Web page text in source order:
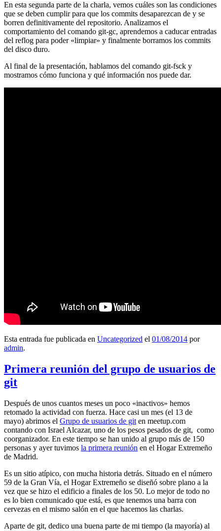
En esta segunda parte de la charla, vemos cuáles son las condiciones
que se deben cumplir para que los commits desaparezcan de y se
borren definitivamente del repositorio. Analizamos el
comportamiento del comando git-gc, aprendemos a caducar entradas
del reflog para poder «limpiar» y finalmente borramos los commits
del disco duro.
Al final de la presentación, hablamos del comando git-fsck y
mostramos cómo funciona y qué información nos puede dar.
Esta entrada fue publicada en Uncategorized el 01/08/2014 por
admin.
Primera reunión del grupo de usuarios de
git
Después de unos cuantos meses un poco «inactivos» hemos
retomado la actividad con fuerza. Hace casi un mes (el 13 de
mayo) abrimos el Grupo de usuarios de git en meetup.com
contando con Israel Alcazar, uno de los pesos pesados de git, como
coorganizador. En este tiempo se han unido al grupo más de 150
personas y ayer tuvimos la primera reunión en el Hogar Extremeño
de Madrid.
Es un sitio atípico, con mucha historia detrás. Situado en el número
59 de la Gran Vía, el Hogar Extremeño se diseñó sobre plano a la
vez que se hizo el edificio a finales de los 50. Lo mejor de todo no
es lo bien comunicado que está, es que tenemos una barra con
cervezas en el mismo salón en el que hacemos las charlas.
Aparte de git, dedico una buena parte de mi tiempo (la mayoría) al